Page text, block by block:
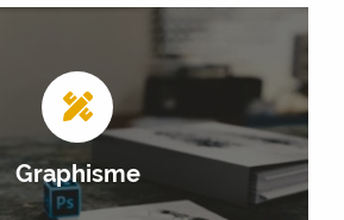
Graphisme
Graphisme
l'attrait visuel est toujours
déployez votre
sur de nombreux